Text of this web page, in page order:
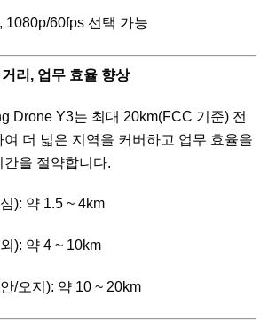
1080p/60fps 선택 가능
리, 업무 효율 향상
Drone Y3는 최대 20km(FCC 기준) 전
더 넓은 지역을 커버하고 업무 효율을
을 절약합니다.
): 약 1.5 ~ 4km
): 약 4 ~ 10km
/오지): 약 10 ~ 20km